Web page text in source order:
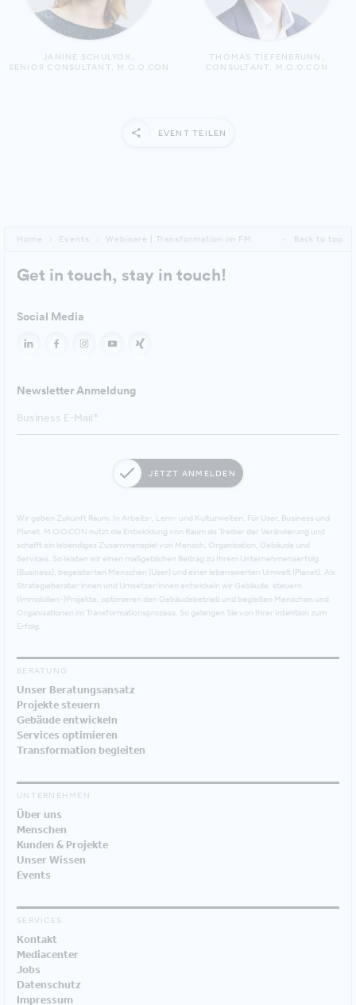
JANINE SCHULYOK,
SENIOR CONSULTANT, M.O.O.CON
THOMAS TIEFENBRUNN,
CONSULTANT, M.O.O.CON
EVENT TEILEN
Home Events Webinare | Transformation im FM Back to top
Get in touch, stay in touch!
Social Media
Newsletter Anmeldung
JETZT ANMELDEN
Wir geben Zukunft Raum. In Arbeits-, Lern- und Kulturwelten. Für User, Business und
Planet. M.O.O.CON nutzt die Entwicklung von Raum als Treiber der Veränderung und
schafft ein lebendiges Zusammenspiel von Mensch, Organisation, Gebäude und
Services. So leisten wir einen maßgeblichen Beitrag zu Ihrem Unternehmenserfolg
(Business), begeisterten Menschen (User) und einer lebenswerten Umwelt (Planet). Als
Strategieberater:innen und Umsetzer:innen entwickeln wir Gebäude, steuern
(Immobilien-)Projekte, optimieren den Gebäudebetrieb und begleiten Menschen und
Organisationen im Transformationsprozess. So gelangen Sie von Ihrer Intention zum
Erfolg.
BERATUNG
Unser Beratungsansatz
Projekte steuern
Gebäude entwickeln
Services optimieren
Transformation begleiten
UNTERNEHMEN
Über uns
Menschen
Kunden & Projekte
Unser Wissen
Events
SERVICES
Kontakt
Mediacenter
Jobs
Datenschutz
Impressum